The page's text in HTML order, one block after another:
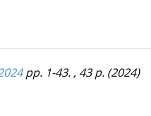
pp. 1-43. , 43 p. (2024)